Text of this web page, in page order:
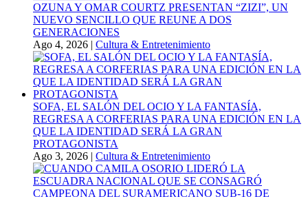
OZUNA Y OMAR COURTZ PRESENTAN “ZIZI”, UN
NUEVO SENCILLO QUE REUNE A DOS
GENERACIONES
Ago 4, 2026 | Cultura & Entretenimiento
SOFA, EL SALÓN DEL OCIO Y LA FANTASÍA,
REGRESA A CORFERIAS PARA UNA EDICIÓN EN LA
QUE LA IDENTIDAD SERÁ LA GRAN
PROTAGONISTA
Ago 3, 2026 | Cultura & Entretenimiento